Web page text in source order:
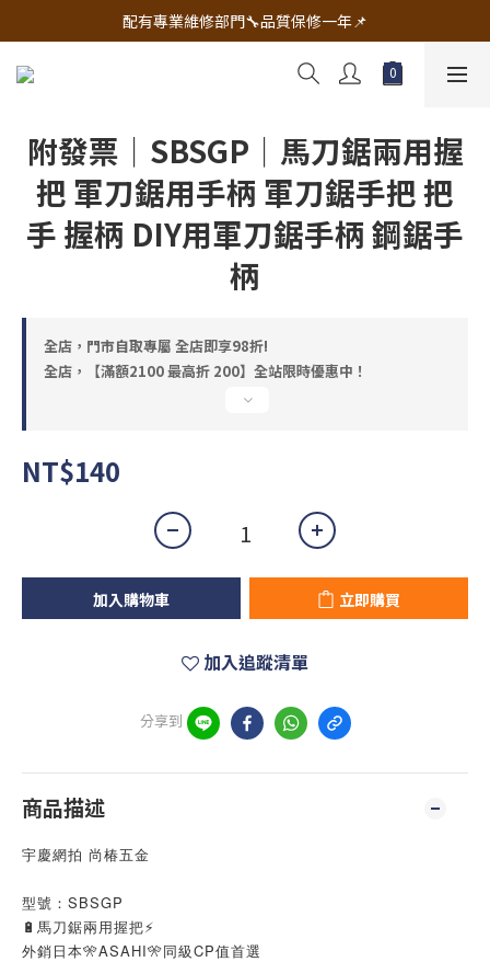
🔧電動工具&五金唯一首選 宇慶五金網拍🔧
配有專業維修部門🔧品質保修一年📌
🔧電動工具&五金唯一首選 宇慶五金網拍🔧
附發票｜SBSGP｜馬刀鋸兩用握
把 軍刀鋸用手柄 軍刀鋸手把 把
手 握柄 DIY用軍刀鋸手柄 鋼鋸手
柄
全店，門市自取專屬 全店即享98折!
全店，【滿額2100 最高折 200】全站限時優惠中！
NT$140
加入購物車 立即購買
加入追蹤清單
分享到
商品描述
宇慶網拍 尚椿五金
型號：SBSGP
🔋馬刀鋸兩用握把⚡
外銷日本🎌ASAHI🎌同級CP值首選